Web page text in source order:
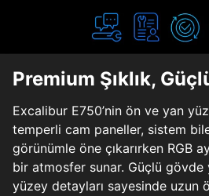
Premium Şıklık,
Excalibur E750’nin ön ve yan
temperli cam paneller, sistem
görünümle öne çıkarırken RGB
bir atmosfer sunar. Güçlü gövde
yüzey detayları sayesinde uzun